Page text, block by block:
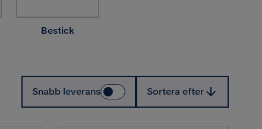
Bestick
Snabb leverans Sortera efter